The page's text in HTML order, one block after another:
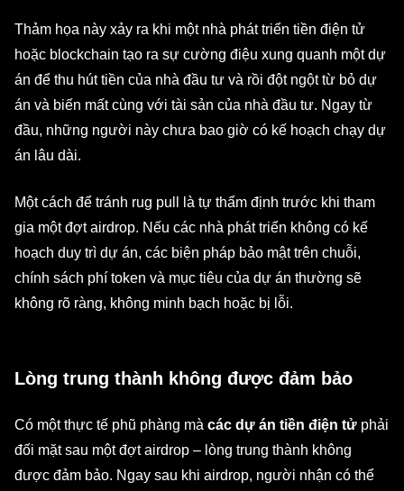
Thảm họa này xảy ra khi một nhà phát triển tiền điện tử
hoặc blockchain tạo ra sự cường điệu xung quanh một dự
án để thu hút tiền của nhà đầu tư và rồi đột ngột từ bỏ dự
án và biến mất cùng với tài sản của nhà đầu tư. Ngay từ
đầu, những người này chưa bao giờ có kế hoạch chạy dự
án lâu dài.
Một cách để tránh rug pull là tự thẩm định trước khi tham
gia một đợt airdrop. Nếu các nhà phát triển không có kế
hoạch duy trì dự án, các biện pháp bảo mật trên chuỗi,
chính sách phí token và mục tiêu của dự án thường sẽ
không rõ ràng, không minh bạch hoặc bị lỗi.
Lòng trung thành không được đảm bảo
Có một thực tế phũ phàng mà các dự án tiền điện tử phải
đối mặt sau một đợt airdrop – lòng trung thành không
được đảm bảo. Ngay sau khi airdrop, người nhận có thể